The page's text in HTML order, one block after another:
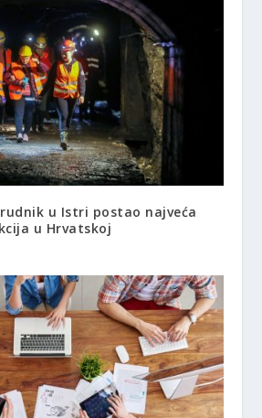
u Istri postao najveća
u Hrvatskoj